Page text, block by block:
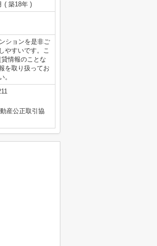
( 築18年 )
ションを是非ご
やすいです。こ
情報のことな
を取り扱ってお
。
産公正取引協